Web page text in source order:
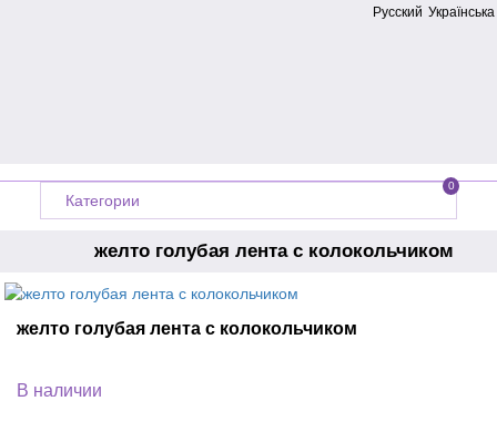
Русский Українська
Категории
0
желто голубая лента с колокольчиком
Ленты на выпускной
Колокольчики на выпускной
желто голубая лента с колокольчиком
В наличии